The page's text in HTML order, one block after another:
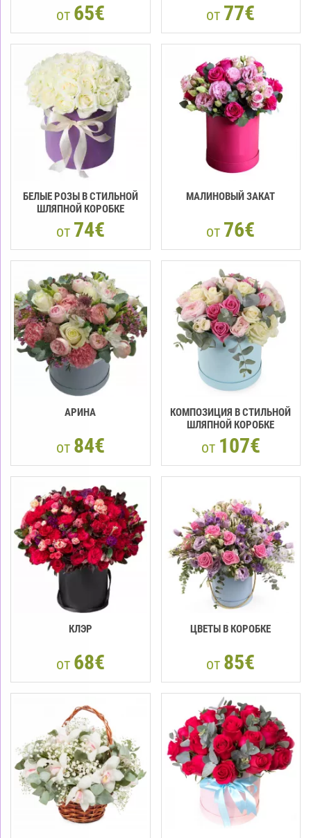
от 65€ от 77€
БЕЛЫЕ РОЗЫ В СТИЛЬНОЙ
ШЛЯПНОЙ КОРОБКЕ
от 74€
МАЛИНОВЫЙ ЗАКАТ
от 76€
АРИНА
от 84€
КОМПОЗИЦИЯ В СТИЛЬНОЙ
ШЛЯПНОЙ КОРОБКЕ
от 107€
КЛЭР
от 68€
ЦВЕТЫ В КОРОБКЕ
от 85€